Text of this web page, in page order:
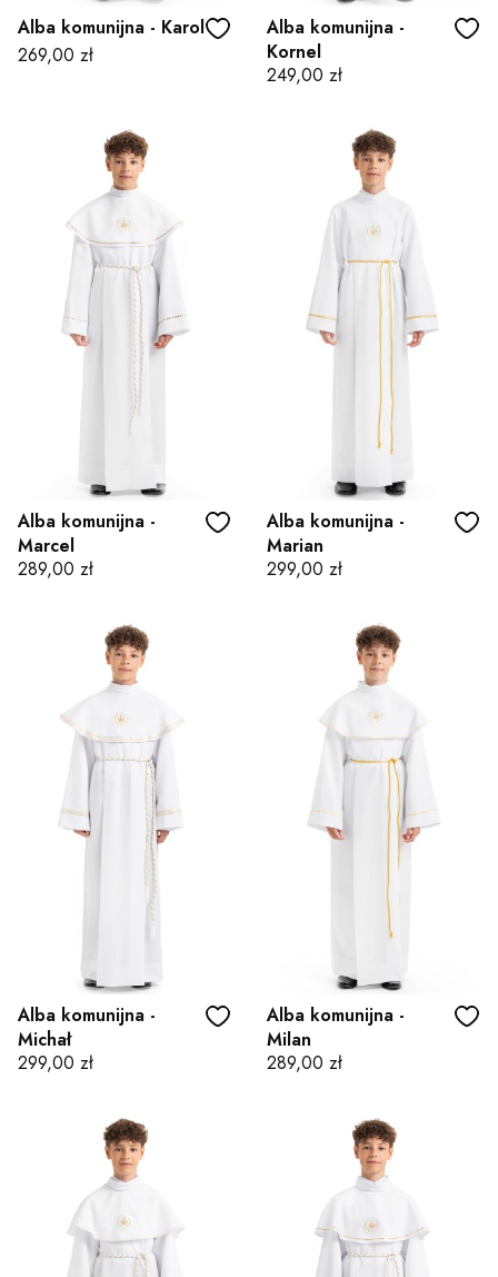
Alba komunijna - Karol
Cena
269,00 zł
Alba komunijna -
Kornel
Cena
249,00 zł
Alba komunijna -
Marcel
Cena
289,00 zł
Alba komunijna -
Marian
Cena
299,00 zł
Alba komunijna -
Michał
Cena
299,00 zł
Alba komunijna -
Milan
Cena
289,00 zł